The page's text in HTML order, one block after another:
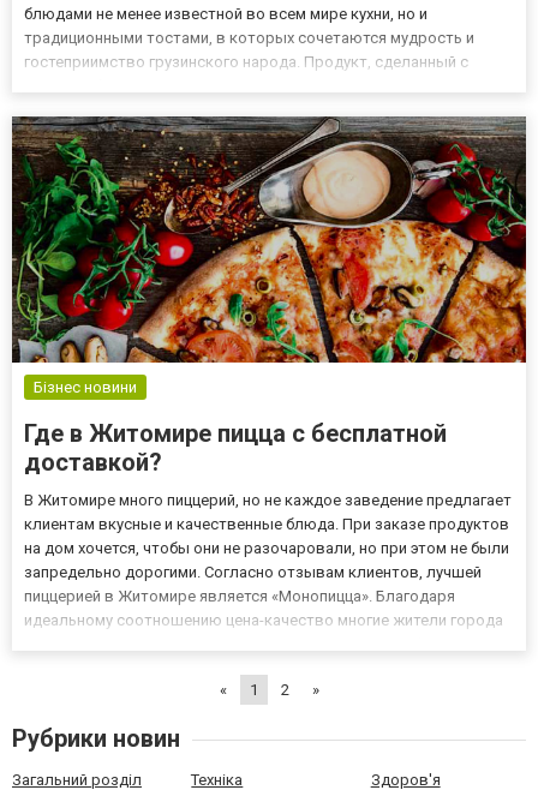
блюдами не менее известной во всем мире кухни, но и
традиционными тостами, в которых сочетаются мудрость и
гостеприимство грузинского народа. Продукт, сделанный с
нашей стране. Как...
Бізнес новини
Где в Житомире пицца с бесплатной
доставкой?
В Житомире много пиццерий, но не каждое заведение предлагает
клиентам вкусные и качественные блюда. При заказе продуктов
на дом хочется, чтобы они не разочаровали, но при этом не были
запредельно дорогими. Согласно отзывам клиентов, лучшей
пиццерией в Житомире является «Монопицца». Благодаря
идеальному соотношению цена-качество многие жители города
«
1 2 »
Рубрики новин
Загальний розділ Техніка Здоров'я